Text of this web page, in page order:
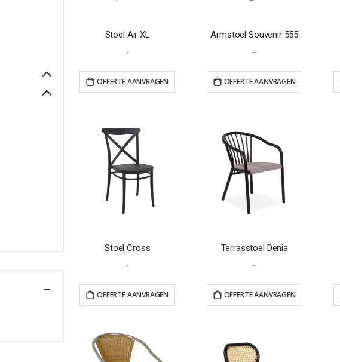
Stoel Air XL
-
OFFERTE AANVRAGEN
Armstoel Souvenir 555
-
OFFERTE AANVRAGEN
Stoel Cross
-
OFFERTE AANVRAGEN
Terrasstoel Denia
-
OFFERTE AANVRAGEN